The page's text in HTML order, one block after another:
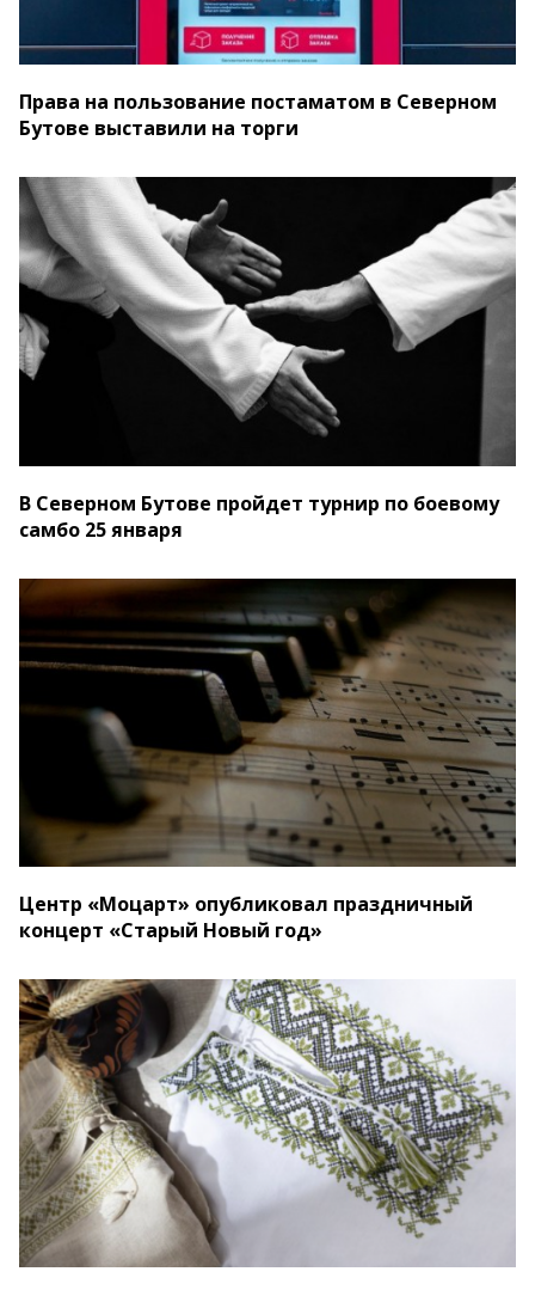
Права на пользование постаматом в Северном
Бутове выставили на торги
В Северном Бутове пройдет турнир по боевому
самбо 25 января
Центр «Моцарт» опубликовал праздничный
концерт «Старый Новый год»